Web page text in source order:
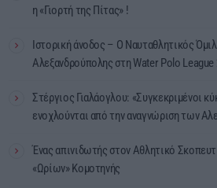
η «Γιορτή της Πίτας» !
Ιστορική άνοδος – Ο Ναυταθλητικός
Αλεξανδρούπολης στη Water Polo League
Στέργιος Γιαλάογλου: «Συγκεκριμένοι
ενοχλούνται από την αναγνώριση των
Ένας απινιδωτής στον Αθλητικό
«Ωρίων» Κομοτηνής